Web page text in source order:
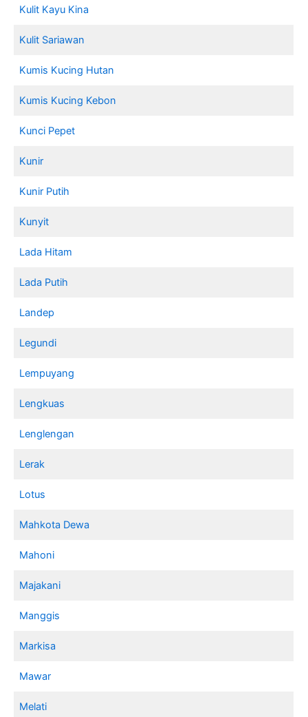
Kulit Kayu Kina
Kulit Sariawan
Kumis Kucing Hutan
Kumis Kucing Kebon
Kunci Pepet
Kunir
Kunir Putih
Kunyit
Lada Hitam
Lada Putih
Landep
Legundi
Lempuyang
Lengkuas
Lenglengan
Lerak
Lotus
Mahkota Dewa
Mahoni
Majakani
Manggis
Markisa
Mawar
Melati